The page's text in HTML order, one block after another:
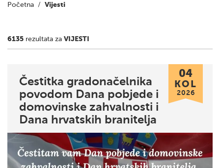
Početna / Vijesti
6135 rezultata za VIJESTI
Čestitka gradonačelnika
povodom Dana pobjede i
domovinske zahvalnosti i
Dana hrvatskih branitelja
04
KOL
2026